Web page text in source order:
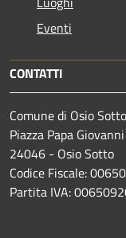
Eventi
CONTATTI
Comune di Osio Sotto
Piazza Papa
24046 - Osio Sotto
Codice Fiscale:
Partita IVA: